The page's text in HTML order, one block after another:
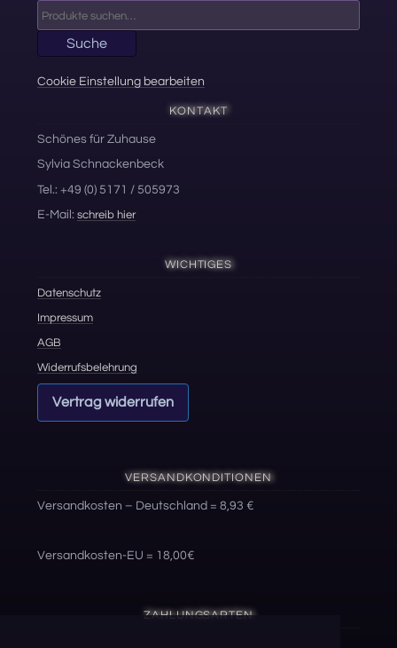
nach:
Suche
Cookie Einstellung bearbeiten
KONTAKT
Schönes für Zuhause
Sylvia Schnackenbeck
Tel.: +49 (0) 5171 / 505973
E-Mail:schreib hier
WICHTIGES
Datenschutz
Impressum
AGB
Widerrufsbelehrung
Vertrag widerrufen
VERSANDKONDITIONEN
Versandkosten – Deutschland = 8,93 €
Versandkosten-EU = 18,00€
ZAHLUNGSARTEN